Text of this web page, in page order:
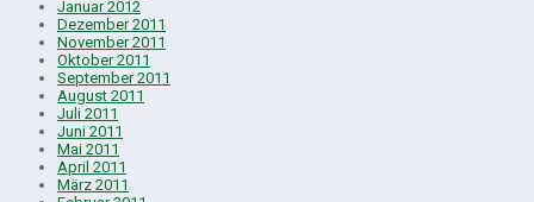
Januar 2012
Dezember 2011
November 2011
Oktober 2011
September 2011
August 2011
Juli 2011
Juni 2011
Mai 2011
April 2011
März 2011